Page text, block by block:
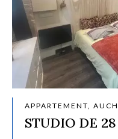
APPARTEMENT, AUCH
STUDIO DE